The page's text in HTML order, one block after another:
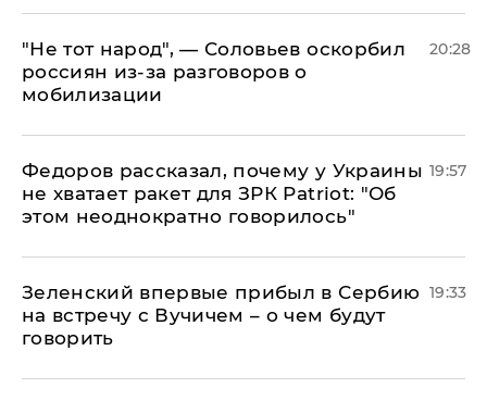
​"Не тот народ", — Соловьев оскорбил
россиян из-за разговоров о
мобилизации
20:28
Федоров рассказал, почему у Украины
не хватает ракет для ЗРК Patriot: "Об
этом неоднократно говорилось"
19:57
Зеленский впервые прибыл в Сербию
на встречу с Вучичем – о чем будут
говорить
19:33